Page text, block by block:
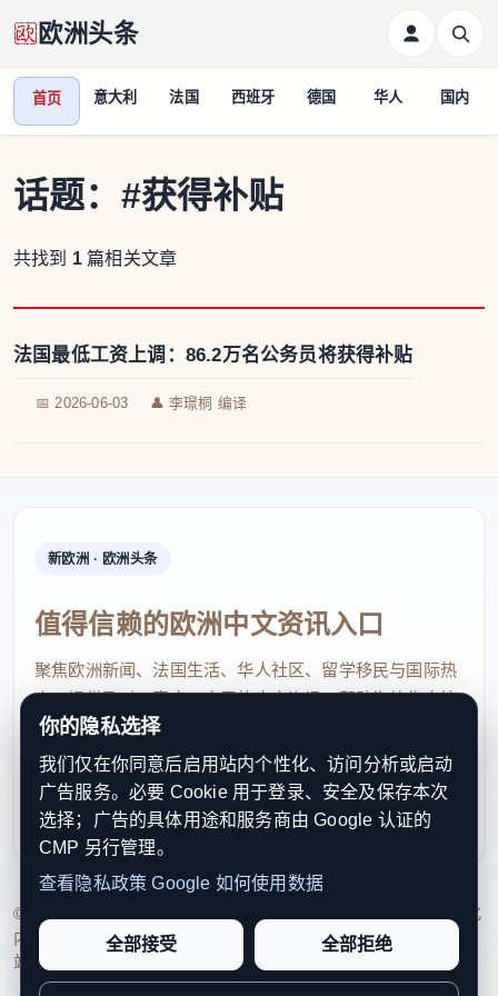
欧洲头条
首页 意大利 法国 西班牙 德国 华人 国内
话题： #获得补贴
共找到 1 篇相关文章
法国最低工资上调：86.2万名公务员将获得补贴
📅 2026-06-03 👤 李璟桐 编译
新欧洲 · 欧洲头条
值得信赖的欧洲中文资讯入口
聚焦欧洲新闻、法国生活、华人社区、留学移民与国际热
点，提供及时、真实、实用的中文资讯，帮助海外华人快
速了解欧洲动态。
contact@xinouzhou.com
服务支持、版权与合作：工作日优先处理站务、投稿与权
利通知
© 2026 新欧洲·欧洲头条. All Rights Reserved. 本网站持续优化
内容透明度、联系方式与用户权利说明，以提升品牌信任感和
站点完整度。
你的隐私选择
我们仅在你同意后启用站内个性化、访问分析或启动
广告服务。必要 Cookie 用于登录、安全及保存本次
选择；广告的具体用途和服务商由 Google 认证的
CMP 另行管理。
查看隐私政策 Google 如何使用数据
全部接受 全部拒绝